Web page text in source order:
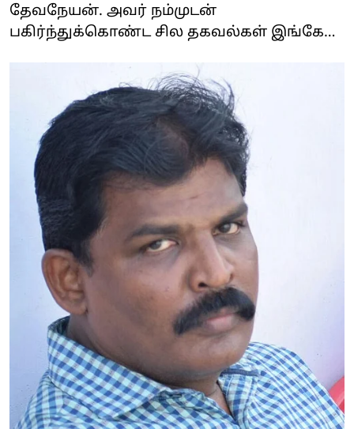
தேவநேயன். அவர் நம்முடன்
பகிர்ந்துக்கொண்ட சில தகவல்கள் இங்கே…